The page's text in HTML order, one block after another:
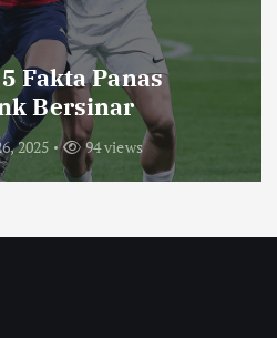
Fakta Panas
Bersinar
2025 94 views